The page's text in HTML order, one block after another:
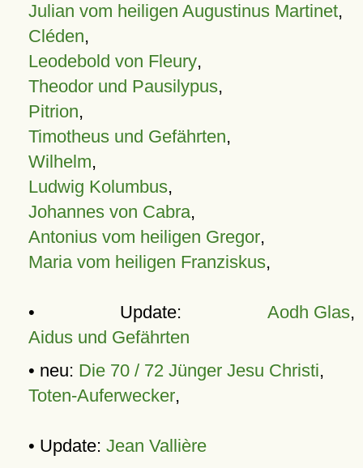
Julian vom heiligen Augustinus Martinet,
Cléden,
Leodebold von Fleury,
Theodor und Pausilypus,
Pitrion,
Timotheus und Gefährten,
Wilhelm,
Ludwig Kolumbus,
Johannes von Cabra,
Antonius vom heiligen Gregor,
Maria vom heiligen Franziskus,
• Update: Aodh Glas,
Aidus und Gefährten
• neu: Die 70 / 72 Jünger Jesu Christi,
Toten-Auferwecker,
• Update: Jean Vallière